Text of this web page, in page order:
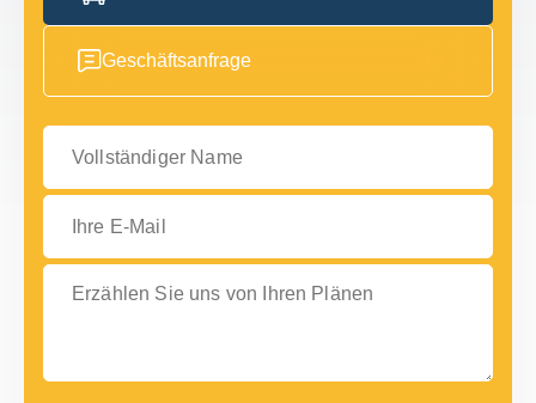
Geschäftsanfrage
Vollständiger Name
Ihre E-Mail
Erzählen Sie uns von Ihren Plänen